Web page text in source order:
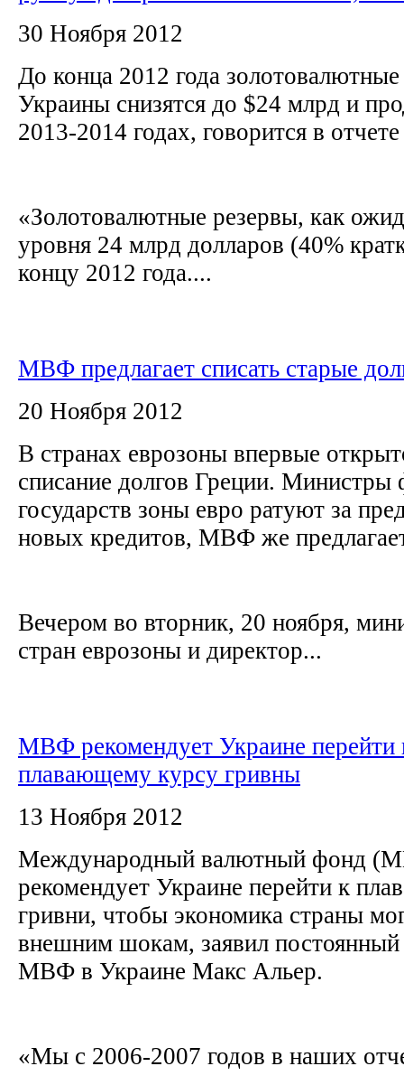
30 Ноября 2012
До конца 2012 года
Украины снизятся до $24 млрд и
2013-2014 годах, говорится в
«Золотовалютные резервы, как
уровня 24 млрд долларов (40%
концу 2012 года....
МВФ предлагает списать старые
20 Ноября 2012
В странах еврозоны впервые
списание долгов Греции. Министры
государств зоны евро ратуют за
новых кредитов, МВФ же
Вечером во вторник, 20 ноября,
стран еврозоны и директор...
МВФ рекомендует Украине перейти
плавающему курсу гривны
13 Ноября 2012
Международный валютный фонд
рекомендует Украине перейти к
гривни, чтобы экономика страны
внешним шокам, заявил постоянный
МВФ в Украине Макс Альер.
«Мы с 2006-2007 годов в наших